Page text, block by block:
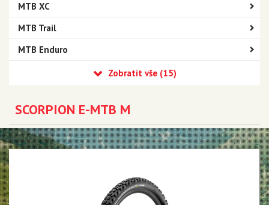
MTB XC
MTB Trail
MTB Enduro
Scorpion E-MTB M
Scorpion E-MTB R
Scorpion E-MTB S
SCORPION E-MTB M